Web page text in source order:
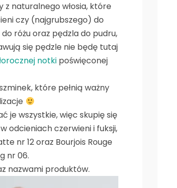
z naturalnego włosia, które
czy (najgrubszego) do
różu oraz pędzla do pudru,
się pędzle nie będę tutaj
notki poświęconej
które pełnią ważny
je wszystkie, więc skupię się
odcieniach czerwieni i fuksji,
nr 12 oraz Bourjois Rouge
nr 06.
nazwami produktów.